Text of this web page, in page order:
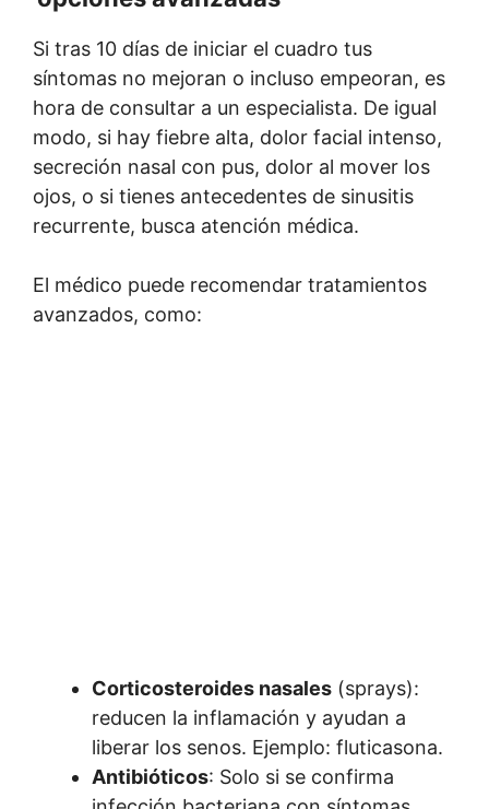
Si tras 10 días de iniciar el cuadro tus
síntomas no mejoran o incluso empeoran, es
hora de consultar a un especialista. De igual
modo, si hay fiebre alta, dolor facial intenso,
secreción nasal con pus, dolor al mover los
ojos, o si tienes antecedentes de sinusitis
recurrente, busca atención médica.
El médico puede recomendar tratamientos
avanzados, como:
Corticosteroides nasales (sprays):
reducen la inflamación y ayudan a
liberar los senos. Ejemplo: fluticasona.
Antibióticos: Solo si se confirma